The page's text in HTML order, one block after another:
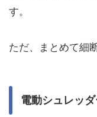
す。
ただ、まとめて細
電動シュレッ